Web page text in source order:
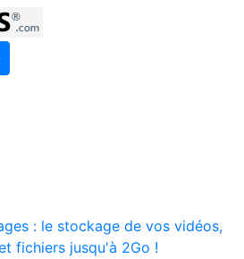
: le stockage de vos vidéos,
fichiers jusqu'à 2Go !